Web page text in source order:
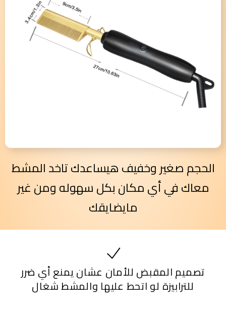
الحجم صغير وخفيف هيساعدك تاخد المشط
معاك في أي مكان بكل سهوله ومن غير
مايضايقك
تصميم المقبض للأمان عشان يمنع أي ضرر
للترابيزة لو اتحط عليها والمشط شغال